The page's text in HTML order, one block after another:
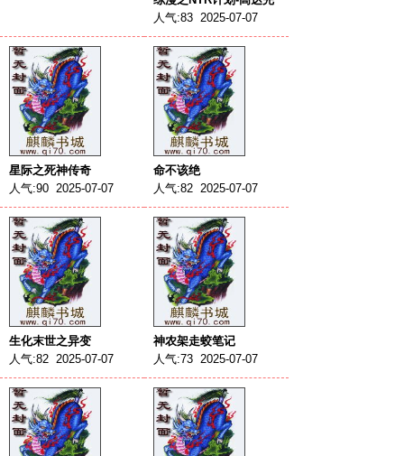
人气:83 2025-07-07
星际之死神传奇
人气:90 2025-07-07
命不该绝
人气:82 2025-07-07
生化末世之异变
人气:82 2025-07-07
神农架走蛟笔记
人气:73 2025-07-07